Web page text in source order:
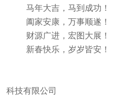
马年大吉，马到成功！
阖家安康，万事顺遂！
财源广进，宏图大展！
新春快乐，岁岁皆安！
江苏荣
科技有限公司